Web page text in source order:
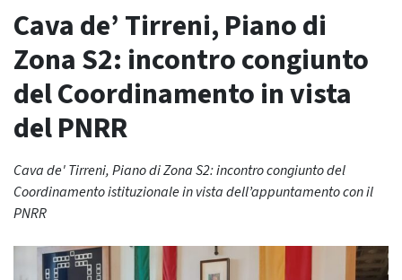
Cava de’ Tirreni, Piano di
Zona S2: incontro congiunto
del Coordinamento in vista
del PNRR
Cava de' Tirreni, Piano di Zona S2: incontro congiunto del
Coordinamento istituzionale in vista dell’appuntamento con il
PNRR